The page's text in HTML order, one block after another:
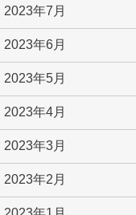
2023年7月
2023年6月
2023年5月
2023年4月
2023年3月
2023年2月